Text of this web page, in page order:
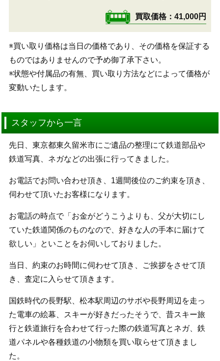
買取価格 41,000円
※買い取り価格は当日の価格であり、その価格を保証する
ものではありませんので予め御了承下さい。
※状態や付属品の有無、買い取り方法などによって価格が
変動いたします。
スタッフから一言
先日、東京都東久留米市にご遺品の整理にて鉄道部品や
鉄道写真、ネガなどの出張に行ってきました。
お電話でお問い合わせ頂き、1週間後位のご約束を頂き、
伺わせて頂いたお客様になります。
お電話の時点で「お金がどうこうよりも、父が大切にし
ていた鉄道関係のものなので、好きな人の手本に届けて
欲しい」といことをお伺いしておりました。
当日、約束のお時間に伺わせて頂き、ご挨拶をさせて頂
き、査定に入らせて頂きます。
国鉄時代の長野駅、松本駅周辺のサボや長野周辺を走っ
た電車の絵幕、スキーが好きだったそうで、昔スキー旅
行と鉄道旅行を合わせて行った際の鉄道写真とネガ、鉄
道パネルや各種鉄道の小物類を買い取らせて頂きまし
た。